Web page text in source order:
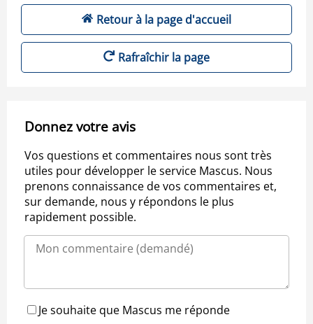
Retour à la page d'accueil
Rafraîchir la page
Donnez votre avis
Vos questions et commentaires nous sont très
utiles pour développer le service Mascus. Nous
prenons connaissance de vos commentaires et,
sur demande, nous y répondons le plus
rapidement possible.
Je souhaite que Mascus me réponde